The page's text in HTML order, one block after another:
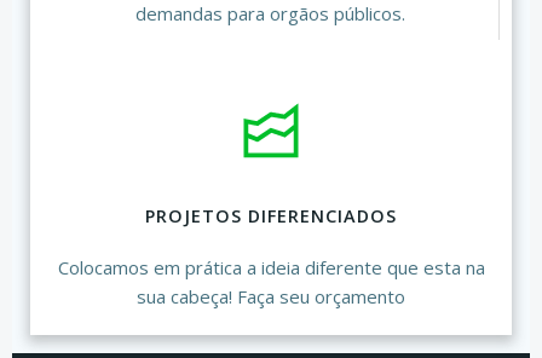
demandas para orgãos públicos.
PROJETOS DIFERENCIADOS
Colocamos em prática a ideia diferente que esta na
sua cabeça! Faça seu orçamento